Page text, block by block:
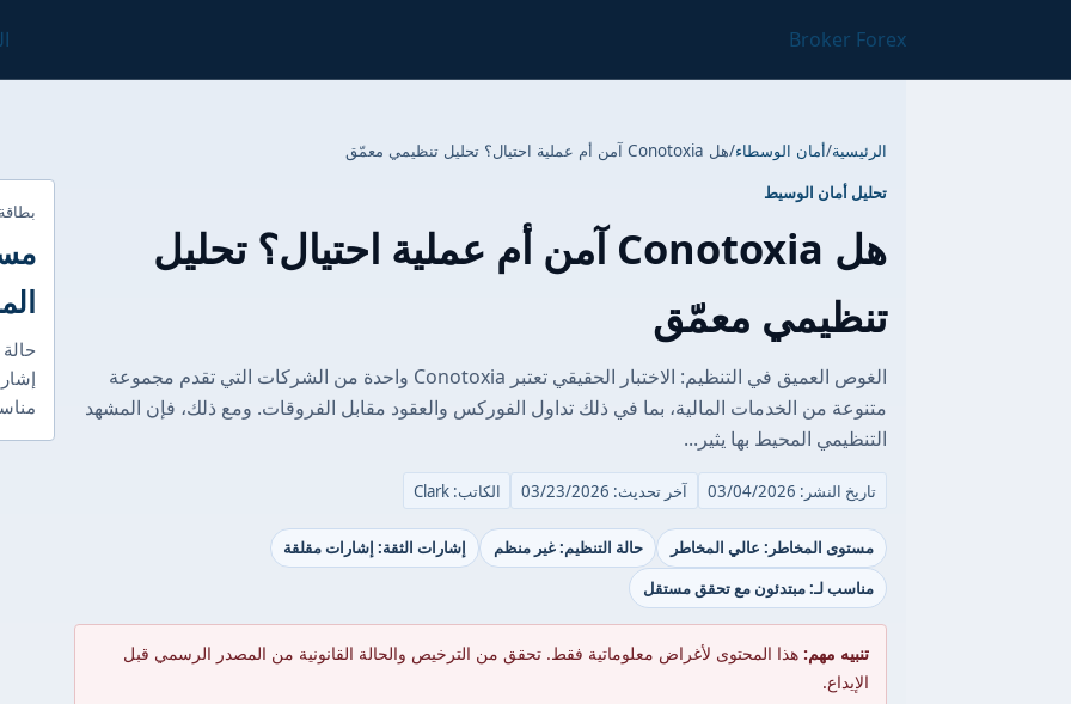
Broker Forex
الرئيسية/أمان الوسطاء/هل Conotoxia آمن أم عملية احتيال؟ تحليل تنظيمي معمّق
تحليل أمان الوسيط
هل Conotoxia آمن أم عملية احتيال؟ تحليل
تنظيمي معمّق
الغوص العميق في التنظيم: الاختبار الحقيقي تعتبر Conotoxia واحدة من الشركات التي تقدم مجموعة
متنوعة من الخدمات المالية، بما في ذلك تداول الفوركس والعقود مقابل الفروقات. ومع ذلك، فإن المشهد
التنظيمي المحيط بها يثير...
تاريخ النشر: 03/04/2026 آخر تحديث: 03/23/2026 الكاتب: Clark
مستوى المخاطر: عالي المخاطر حالة التنظيم: غير منظم
إشارات الثقة: إشارات مقلقة
مناسب لـ: مبتدئون مع تحقق مستقل
تنبيه مهم: هذا المحتوى لأغراض معلوماتية فقط. تحقق من الترخيص والحالة القانونية من المصدر الرسمي قبل
الإيداع.